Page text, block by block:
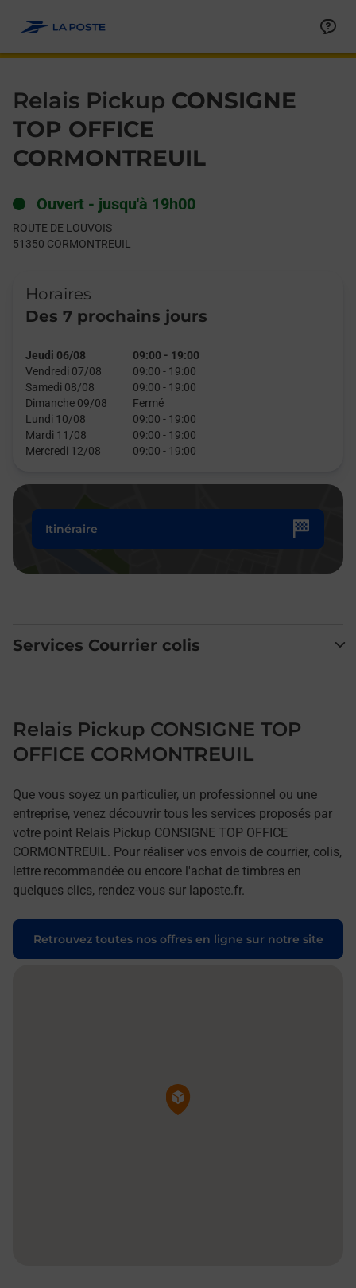
Relais Pickup CONSIGNE
TOP OFFICE
CORMONTREUIL
Ouvert - jusqu'à 19h00
ROUTE DE LOUVOIS
51350 CORMONTREUIL
Horaires
Des 7 prochains jours
Jeudi 06/08 09:00 - 19:00
Vendredi 07/08
09:00 - 19:00
Samedi 08/08
09:00 - 19:00
Dimanche 09/08
Fermé
Lundi 10/08
09:00 - 19:00
Mardi 11/08
09:00 - 19:00
Mercredi 12/08
09:00 - 19:00
Itinéraire
Services Courrier colis
Relais Pickup CONSIGNE TOP
OFFICE CORMONTREUIL
Que vous soyez un particulier, un professionnel ou une
entreprise, venez découvrir tous les services proposés par
votre point Relais Pickup CONSIGNE TOP OFFICE
CORMONTREUIL. Pour réaliser vos envois de courrier, colis,
lettre recommandée ou encore l'achat de timbres en
quelques clics, rendez-vous sur laposte.fr.
Retrouvez toutes nos offres en ligne sur notre site
Pin de la carte